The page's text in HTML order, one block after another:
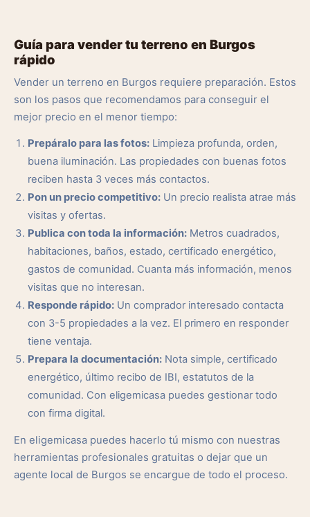
Guía para vender tu terreno en Burgos
rápido
Vender un terreno en Burgos requiere preparación. Estos
son los pasos que recomendamos para conseguir el
mejor precio en el menor tiempo:
Prepáralo para las fotos: Limpieza profunda, orden,
buena iluminación. Las propiedades con buenas fotos
reciben hasta 3 veces más contactos.
Pon un precio competitivo: Un precio realista atrae más
visitas y ofertas.
Publica con toda la información: Metros cuadrados,
habitaciones, baños, estado, certificado energético,
gastos de comunidad. Cuanta más información, menos
visitas que no interesan.
Responde rápido: Un comprador interesado contacta
con 3-5 propiedades a la vez. El primero en responder
tiene ventaja.
Prepara la documentación: Nota simple, certificado
energético, último recibo de IBI, estatutos de la
comunidad. Con eligemicasa puedes gestionar todo
con firma digital.
En eligemicasa puedes hacerlo tú mismo con nuestras
herramientas profesionales gratuitas o dejar que un
agente local de Burgos se encargue de todo el proceso.